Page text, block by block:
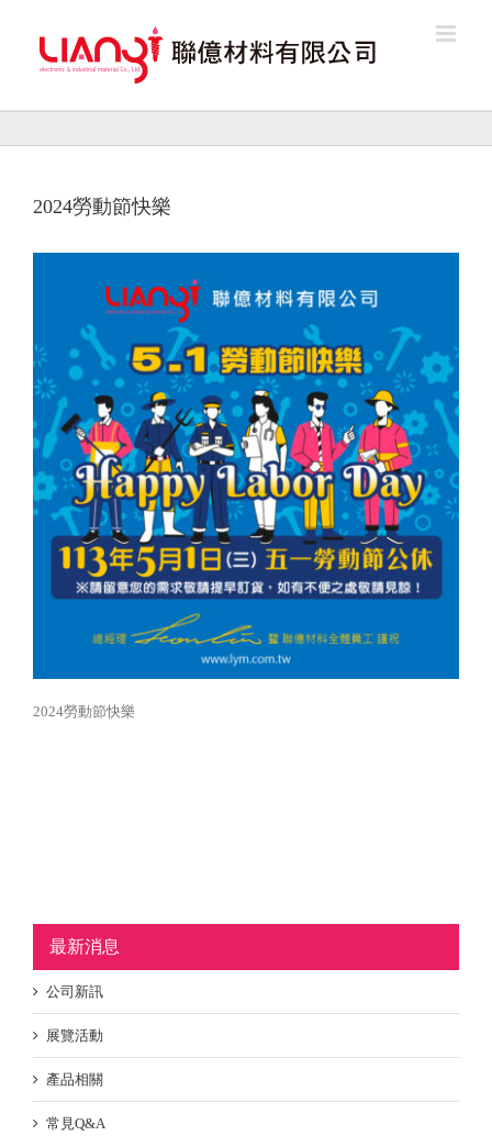
content
2024勞動節快樂
2024勞動節快樂
最新消息
公司新訊
展覽活動
產品相關
常見Q&A